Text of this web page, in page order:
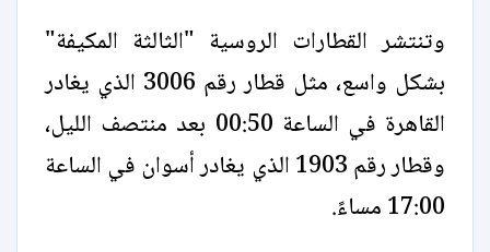
وتنتشر القطارات الروسية "الثالثة المكيفة"
بشكل واسع، مثل قطار رقم 3006 الذي يغادر
القاهرة في الساعة 00:50 بعد منتصف الليل،
وقطار رقم 1903 الذي يغادر أسوان في الساعة
17:00 مساءً.